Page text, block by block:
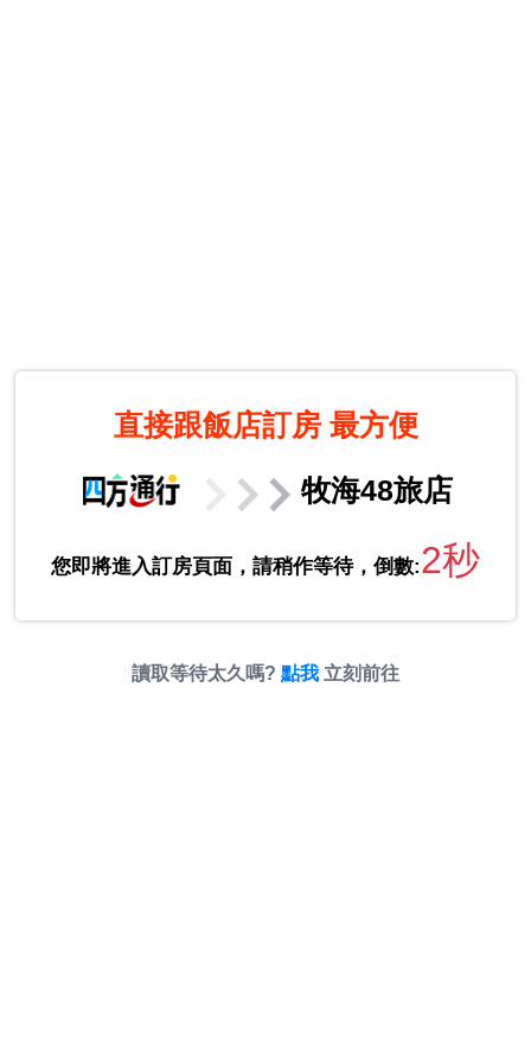
直接跟飯店訂房 最方便
牧海48旅店
您即將進入訂房頁面，請稍作等待，倒數:2秒
讀取等待太久嗎? 點我 立刻前往